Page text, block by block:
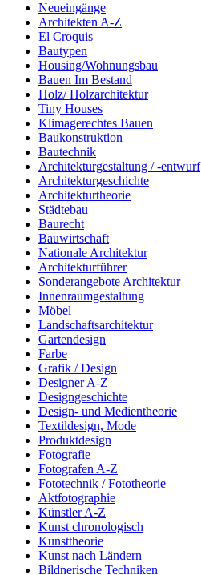
Neueingänge
Architekten A-Z
El Croquis
Bautypen
Housing/Wohnungsbau
Bauen Im Bestand
Holz/ Holzarchitektur
Tiny Houses
Klimagerechtes Bauen
Baukonstruktion
Bautechnik
Architekturgestaltung / -entwurf
Architekturgeschichte
Architekturtheorie
Städtebau
Baurecht
Bauwirtschaft
Nationale Architektur
Architekturführer
Sonderangebote Architektur
Innenraumgestaltung
Möbel
Landschaftsarchitektur
Gartendesign
Farbe
Grafik / Design
Designer A-Z
Designgeschichte
Design- und Medientheorie
Textildesign, Mode
Produktdesign
Fotografie
Fotografen A-Z
Fototechnik / Fototheorie
Aktfotographie
Künstler A-Z
Kunst chronologisch
Kunsttheorie
Kunst nach Ländern
Bildnerische Techniken